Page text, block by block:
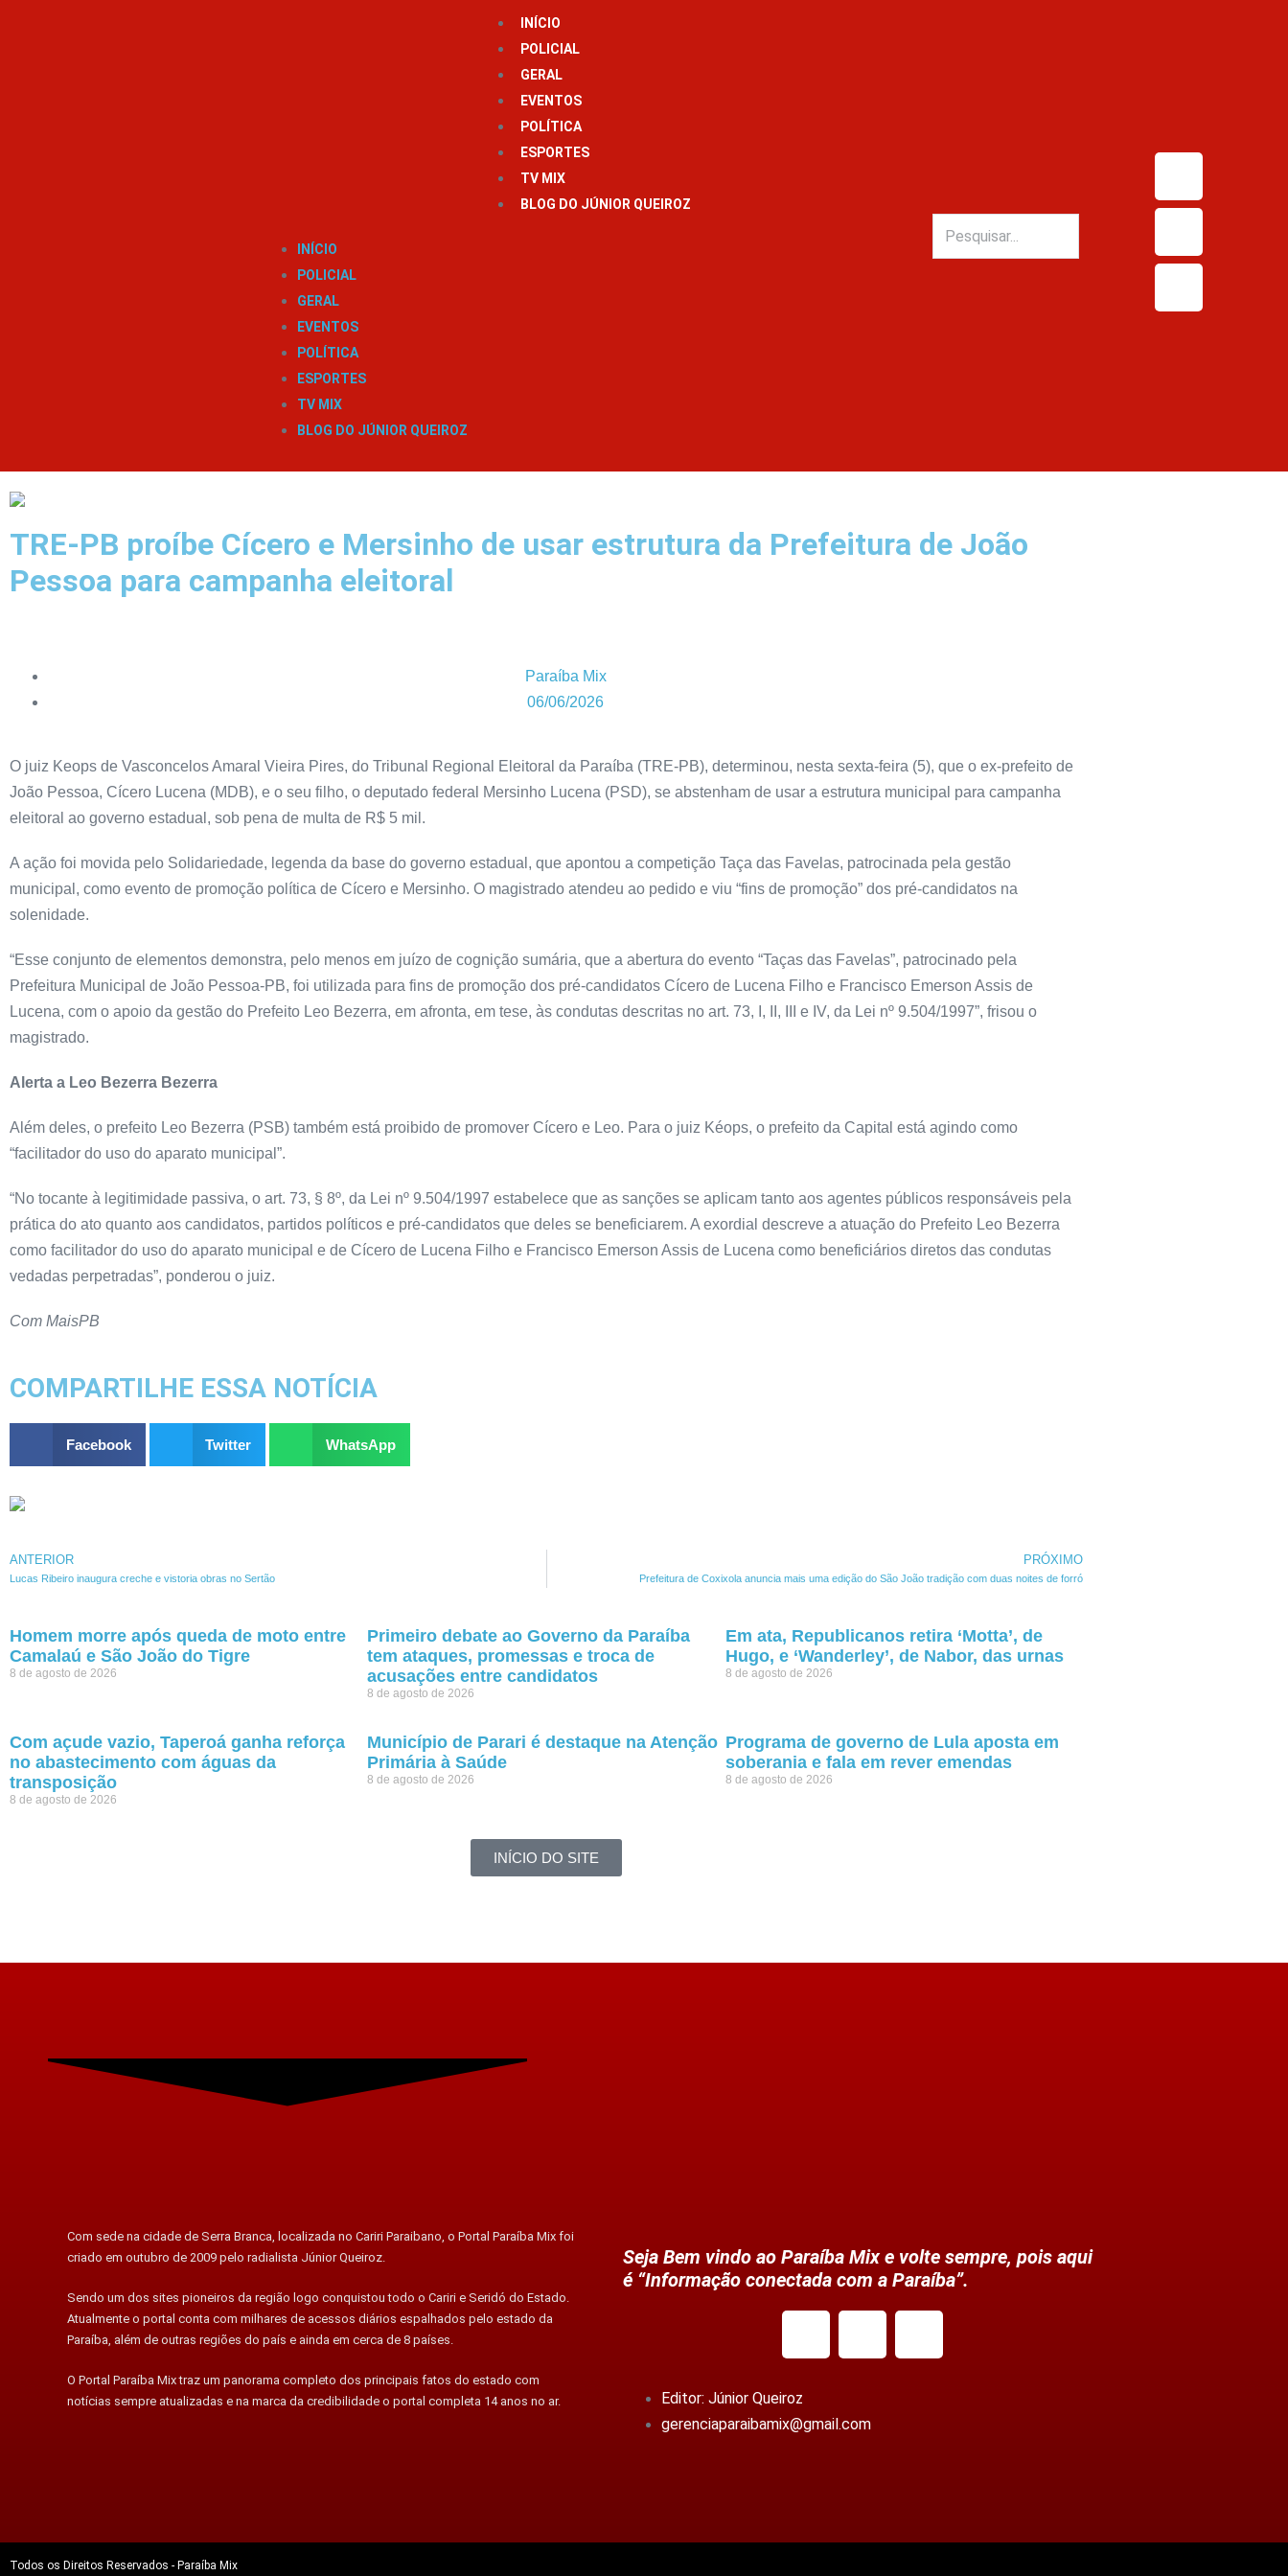
INÍCIO
POLICIAL
GERAL
EVENTOS
POLÍTICA
ESPORTES
TV MIX
BLOG DO JÚNIOR QUEIROZ
INÍCIO
POLICIAL
GERAL
EVENTOS
POLÍTICA
ESPORTES
TV MIX
BLOG DO JÚNIOR QUEIROZ
TRE-PB proíbe Cícero e Mersinho de usar estrutura da Prefeitura de João
Pessoa para campanha eleitoral
Paraíba Mix
06/06/2026
O juiz Keops de Vasconcelos Amaral Vieira Pires, do Tribunal Regional Eleitoral da Paraíba (TRE-PB), determinou, nesta sexta-feira (5), que o ex-prefeito de
João Pessoa, Cícero Lucena (MDB), e o seu filho, o deputado federal Mersinho Lucena (PSD), se abstenham de usar a estrutura municipal para campanha
eleitoral ao governo estadual, sob pena de multa de R$ 5 mil.
A ação foi movida pelo Solidariedade, legenda da base do governo estadual, que apontou a competição Taça das Favelas, patrocinada pela gestão
municipal, como evento de promoção política de Cícero e Mersinho. O magistrado atendeu ao pedido e viu “fins de promoção” dos pré-candidatos na
solenidade.
“Esse conjunto de elementos demonstra, pelo menos em juízo de cognição sumária, que a abertura do evento “Taças das Favelas”, patrocinado pela
Prefeitura Municipal de João Pessoa-PB, foi utilizada para fins de promoção dos pré-candidatos Cícero de Lucena Filho e Francisco Emerson Assis de
Lucena, com o apoio da gestão do Prefeito Leo Bezerra, em afronta, em tese, às condutas descritas no art. 73, I, II, III e IV, da Lei nº 9.504/1997”, frisou o
magistrado.
Alerta a Leo Bezerra Bezerra
Além deles, o prefeito Leo Bezerra (PSB) também está proibido de promover Cícero e Leo. Para o juiz Kéops, o prefeito da Capital está agindo como
“facilitador do uso do aparato municipal”.
“No tocante à legitimidade passiva, o art. 73, § 8º, da Lei nº 9.504/1997 estabelece que as sanções se aplicam tanto aos agentes públicos responsáveis pela
prática do ato quanto aos candidatos, partidos políticos e pré-candidatos que deles se beneficiarem. A exordial descreve a atuação do Prefeito Leo Bezerra
como facilitador do uso do aparato municipal e de Cícero de Lucena Filho e Francisco Emerson Assis de Lucena como beneficiários diretos das condutas
vedadas perpetradas”, ponderou o juiz.
Com MaisPB
COMPARTILHE ESSA NOTÍCIA
Facebook Twitter WhatsApp
ANTERIOR
Lucas Ribeiro inaugura creche e vistoria obras no Sertão
PRÓXIMO
Prefeitura de Coxixola anuncia mais uma edição do São João tradição com duas noites de forró
Homem morre após queda de moto entre
Camalaú e São João do Tigre
8 de agosto de 2026
Primeiro debate ao Governo da Paraíba
tem ataques, promessas e troca de
acusações entre candidatos
8 de agosto de 2026
Em ata, Republicanos retira ‘Motta’, de
Hugo, e ‘Wanderley’, de Nabor, das urnas
8 de agosto de 2026
Com açude vazio, Taperoá ganha reforça
no abastecimento com águas da
transposição
8 de agosto de 2026
Município de Parari é destaque na Atenção
Primária à Saúde
8 de agosto de 2026
Programa de governo de Lula aposta em
soberania e fala em rever emendas
8 de agosto de 2026
INÍCIO DO SITE
Com sede na cidade de Serra Branca, localizada no Cariri Paraibano, o Portal Paraíba Mix foi
criado em outubro de 2009 pelo radialista Júnior Queiroz.
Sendo um dos sites pioneiros da região logo conquistou todo o Cariri e Seridó do Estado.
Atualmente o portal conta com milhares de acessos diários espalhados pelo estado da
Paraíba, além de outras regiões do país e ainda em cerca de 8 países.
O Portal Paraíba Mix traz um panorama completo dos principais fatos do estado com
notícias sempre atualizadas e na marca da credibilidade o portal completa 14 anos no ar.
Seja Bem vindo ao Paraíba Mix e volte sempre, pois aqui
é “Informação conectada com a Paraíba”.
Editor: Júnior Queiroz
gerenciaparaibamix@gmail.com
Todos os Direitos Reservados - Paraíba Mix